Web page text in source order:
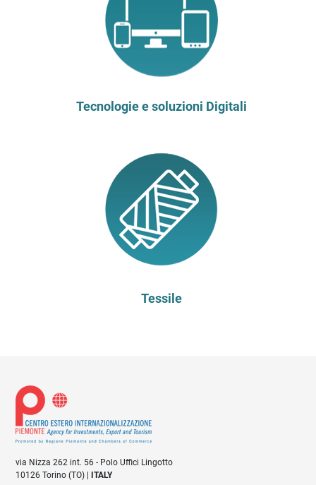
Tecnologie e soluzioni Digitali
Tessile
via Nizza 262 int. 56 - Polo Uffici Lingotto
10126 Torino (TO) |
ITALY